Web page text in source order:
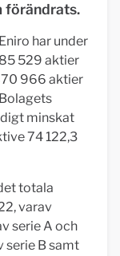
förändrats.
har under
529 aktier
966 aktier
minskat
74 122,3
totala
varav
serie A och
B samt